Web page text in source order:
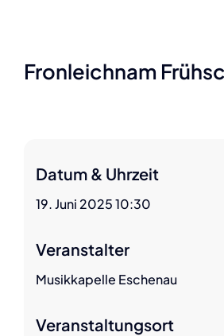
Fronleichnam
Datum & Uhrzeit
19. Juni 2025 10:30
Veranstalter
Musikkapelle Eschenau
Veranstaltungsort